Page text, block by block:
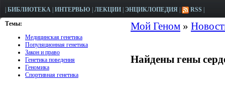
БИБЛИОТЕКА ИНТЕРВЬЮ ЛЕКЦИИ ЭНЦИКЛОПЕДИЯ RSS
Темы:
Медицинская генетика
Популяционная генетика
Закон и право
Генетика поведения
Геномика
Спортивная генетика
Мой Геном »
Найдены гены